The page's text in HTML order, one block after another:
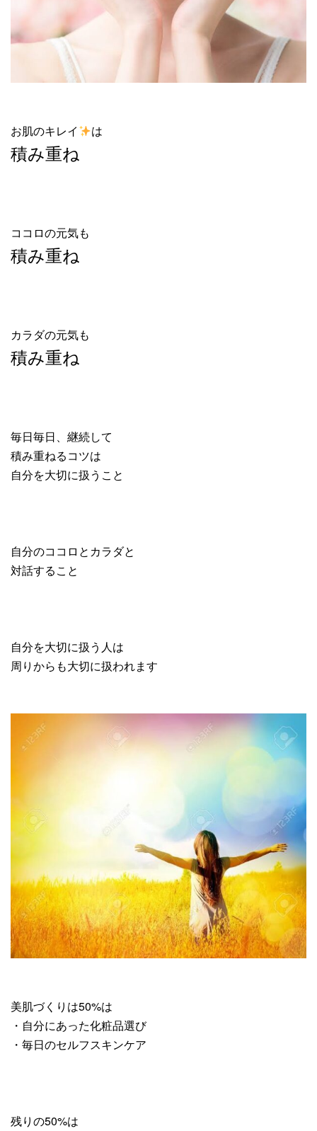
お肌のキレイ は
積み重ね
ココロの元気も
積み重ね
カラダの元気も
積み重ね
毎日毎日、継続して
積み重ねるコツは
自分を大切に扱うこと
自分のココロとカラダと
対話すること
自分を大切に扱う人は
周りからも大切に扱われます
美肌づくりは50%は
・自分にあった化粧品選び
・毎日のセルフスキンケア
残りの50%は